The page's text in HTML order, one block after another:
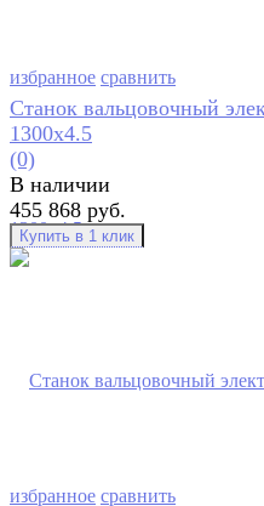
избранное сравнить
избранное сравнить
Станок вальцовочный
1300х4.5
(0)
В наличии
455 868 руб.